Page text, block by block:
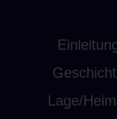
Lage/